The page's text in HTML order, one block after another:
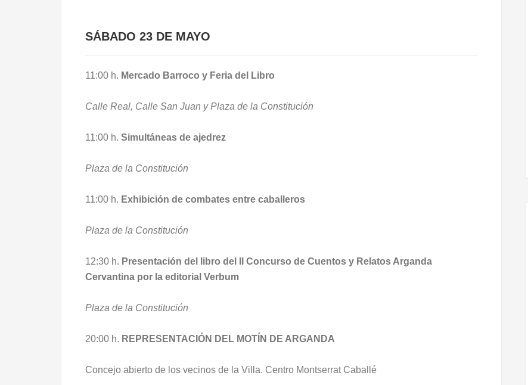
SÁBADO 23 DE MAYO
11:00 h. Mercado Barroco y Feria del Libro
Calle Real, Calle San Juan y Plaza de la Constitución
11:00 h. Simultáneas de ajedrez
Plaza de la Constitución
11:00 h. Exhibición de combates entre caballeros
Plaza de la Constitución
12:30 h. Presentación del libro del II Concurso de Cuentos y Relatos Arganda
Cervantina por la editorial Verbum
Plaza de la Constitución
20:00 h. REPRESENTACIÓN DEL MOTÍN DE ARGANDA
Concejo abierto de los vecinos de la Villa. Centro Montserrat Caballé